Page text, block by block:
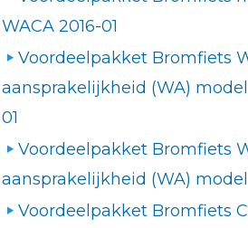
WACA 2016-01
Voordeelpakket Bromfiets
aansprakelijkheid (WA) model
01
Voordeelpakket Bromfiets
aansprakelijkheid (WA) model
Voordeelpakket Bromfiets